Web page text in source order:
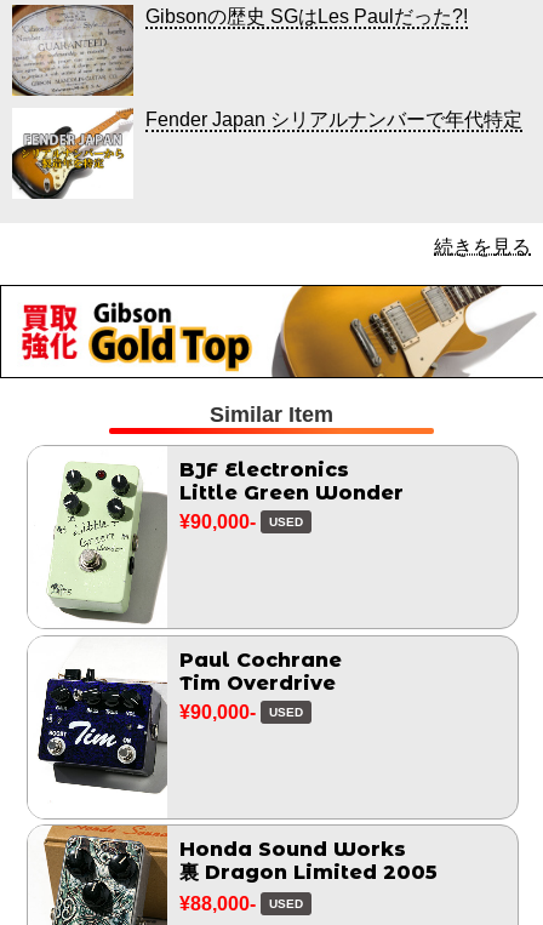
Gibsonの歴史 SGはLes Paulだった?!
Fender Japan シリアルナンバーで年代特定
続きを見る
Similar Item
BJF Electronics
Little Green Wonder
¥90,000- USED
Paul Cochrane
Tim Overdrive
¥90,000- USED
Honda Sound Works
裏 Dragon Limited 2005
¥88,000- USED